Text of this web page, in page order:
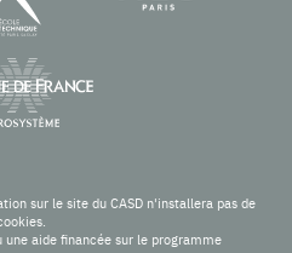
sur le site du CASD n'installera pas de
une aide financée sur le programme